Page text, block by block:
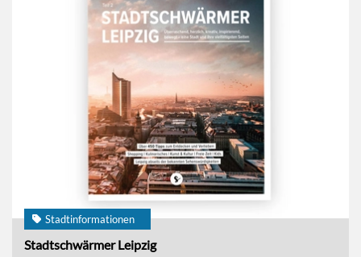
Stadtinformationen
Stadtschwärmer Leipzig